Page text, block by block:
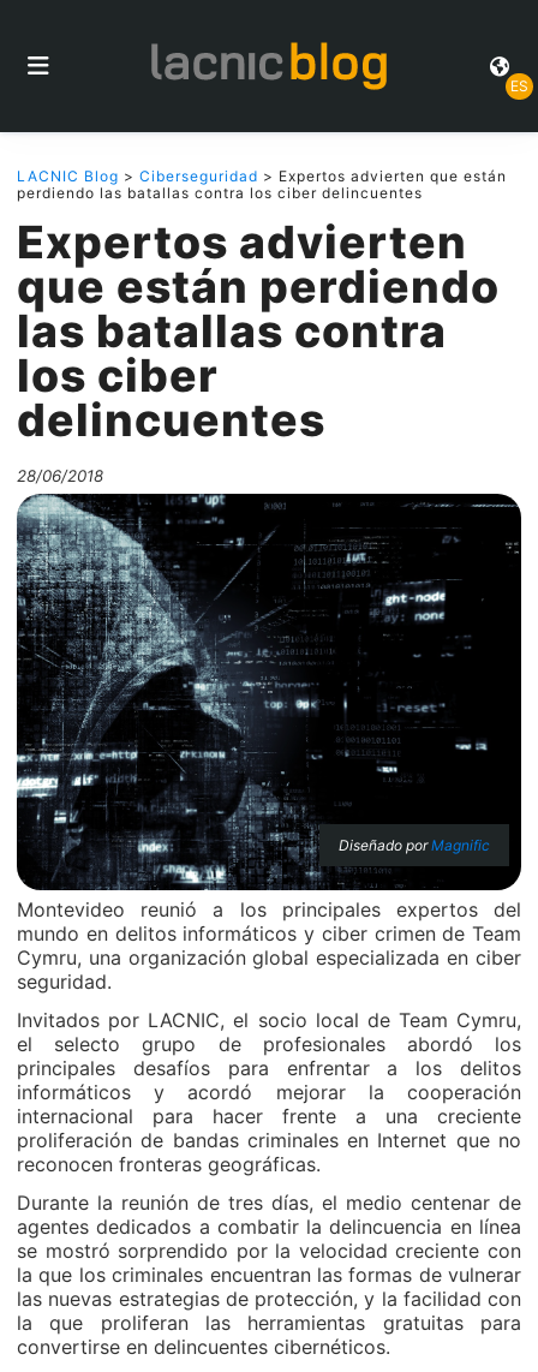
ES
LACNIC Blog > Ciberseguridad > Expertos advierten que están
perdiendo las batallas contra los ciber delincuentes
Expertos advierten
que están perdiendo
las batallas contra
los ciber
delincuentes
28/06/2018
Diseñado porMagnific
Montevideo reunió a los principales expertos del
mundo en delitos informáticos y ciber crimen de Team
Cymru, una organización global especializada en ciber
seguridad.
Invitados por LACNIC, el socio local de Team Cymru,
el selecto grupo de profesionales abordó los
principales desafíos para enfrentar a los delitos
informáticos y acordó mejorar la cooperación
internacional para hacer frente a una creciente
proliferación de bandas criminales en Internet que no
reconocen fronteras geográficas.
Durante la reunión de tres días, el medio centenar de
agentes dedicados a combatir la delincuencia en línea
se mostró sorprendido por la velocidad creciente con
la que los criminales encuentran las formas de vulnerar
las nuevas estrategias de protección, y la facilidad con
la que proliferan las herramientas gratuitas para
convertirse en delincuentes cibernéticos.